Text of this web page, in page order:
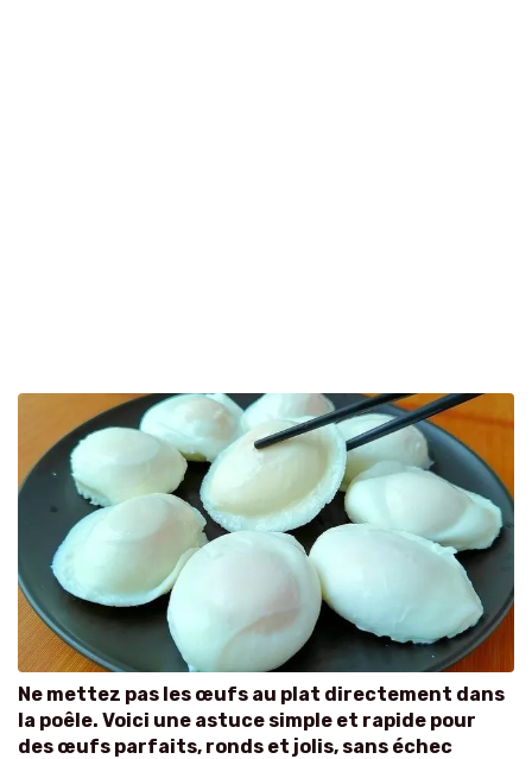
Ne mettez pas les œufs au plat directement dans
la poêle. Voici une astuce simple et rapide pour
des œufs parfaits, ronds et jolis, sans échec